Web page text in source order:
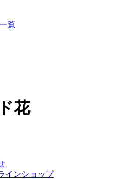
覧
花
インショップ